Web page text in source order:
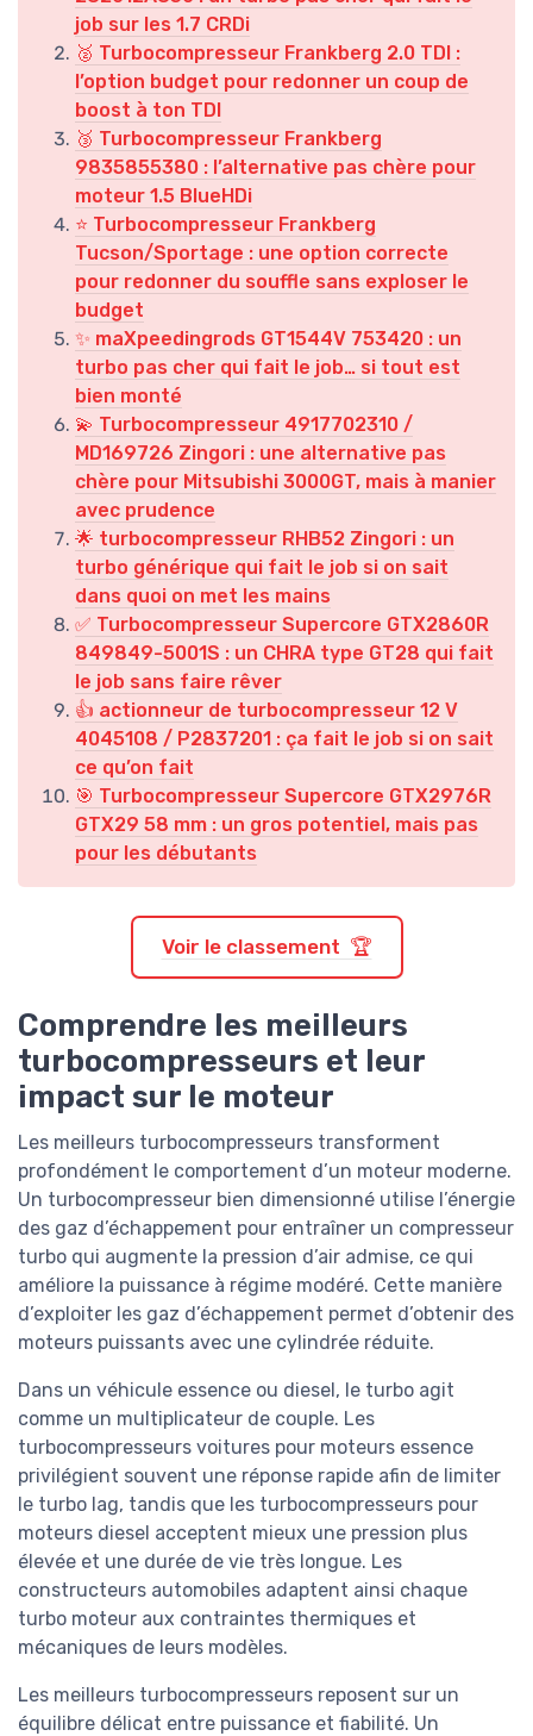
job sur les 1.7 CRDi
🥈 Turbocompresseur Frankberg 2.0 TDI :
l’option budget pour redonner un coup de
boost à ton TDI
🥉 Turbocompresseur Frankberg
9835855380 : l’alternative pas chère pour
moteur 1.5 BlueHDi
⭐ Turbocompresseur Frankberg
Tucson/Sportage : une option correcte
pour redonner du souffle sans exploser le
budget
✨ maXpeedingrods GT1544V 753420 : un
turbo pas cher qui fait le job… si tout est
bien monté
💫 Turbocompresseur 4917702310 /
MD169726 Zingori : une alternative pas
chère pour Mitsubishi 3000GT, mais à manier
avec prudence
🌟 turbocompresseur RHB52 Zingori : un
turbo générique qui fait le job si on sait
dans quoi on met les mains
✅ Turbocompresseur Supercore GTX2860R
849849-5001S : un CHRA type GT28 qui fait
le job sans faire rêver
👍 actionneur de turbocompresseur 12 V
4045108 / P2837201 : ça fait le job si on sait
ce qu’on fait
🎯 Turbocompresseur Supercore GTX2976R
GTX29 58 mm : un gros potentiel, mais pas
pour les débutants
Voir le classement 🏆
Comprendre les meilleurs
turbocompresseurs et leur
impact sur le moteur
Les meilleurs turbocompresseurs transforment
profondément le comportement d’un moteur moderne.
Un turbocompresseur bien dimensionné utilise l’énergie
des gaz d’échappement pour entraîner un compresseur
turbo qui augmente la pression d’air admise, ce qui
améliore la puissance à régime modéré. Cette manière
d’exploiter les gaz d’échappement permet d’obtenir des
moteurs puissants avec une cylindrée réduite.
Dans un véhicule essence ou diesel, le turbo agit
comme un multiplicateur de couple. Les
turbocompresseurs voitures pour moteurs essence
privilégient souvent une réponse rapide afin de limiter
le turbo lag, tandis que les turbocompresseurs pour
moteurs diesel acceptent mieux une pression plus
élevée et une durée de vie très longue. Les
constructeurs automobiles adaptent ainsi chaque
turbo moteur aux contraintes thermiques et
mécaniques de leurs modèles.
Les meilleurs turbocompresseurs reposent sur un
équilibre délicat entre puissance et fiabilité. Un